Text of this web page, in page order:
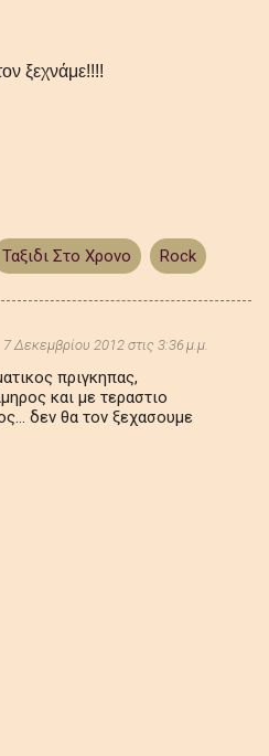
ξεχνάμε!!!!
Ταξιδι Στο Χρονο Rock
7 Δεκεμβρίου 2012 στις 3:36 μ.μ.
πριγκηπας,
και με τεραστιο
δεν θα τον ξεχασουμε